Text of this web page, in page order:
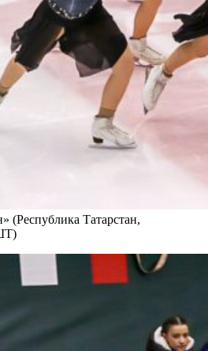
(Республика Татарстан,